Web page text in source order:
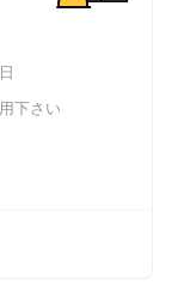
下さい